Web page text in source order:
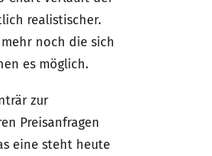
realistischer.
noch die sich
es möglich.
zur
Preisanfragen
eine steht heute